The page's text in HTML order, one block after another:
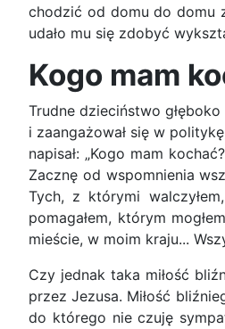
chodzić od domu do domu
udało mu się zdobyć
Kogo mam
Trudne dzieciństwo
i zaangażował się w
napisał: „Kogo mam
Zacznę od wspomnienia
Tych, z którymi
pomagałem, którym
mieście, w moim kraju...
Czy jednak taka miłość
przez Jezusa. Miłość
do którego nie czuję